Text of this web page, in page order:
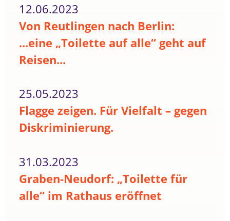
12.06.2023
Von Reutlingen nach Berlin:
...eine „Toilette auf alle“ geht auf
Reisen...
25.05.2023
Flagge zeigen. Für Vielfalt – gegen
Diskriminierung.
31.03.2023
Graben-Neudorf: „Toilette für
alle“ im Rathaus eröffnet